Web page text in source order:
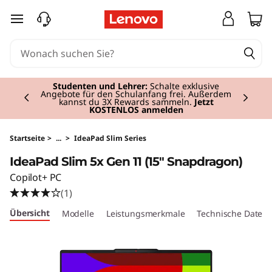
P
a
d
S
zum Hauptinhalt springen
Premium-TabletsI Persönlich, leistungsstark,
mobil.Jetzt kaufen.
Currently displaying item 3 of 3
Startseite > ... > IdeaPad Slim Series
IdeaPad Slim 5x Gen 11 (15" Snapdragon)
Copilot+ PC
(1)
Übersicht Modelle Leistungsmerkmale Technische Daten